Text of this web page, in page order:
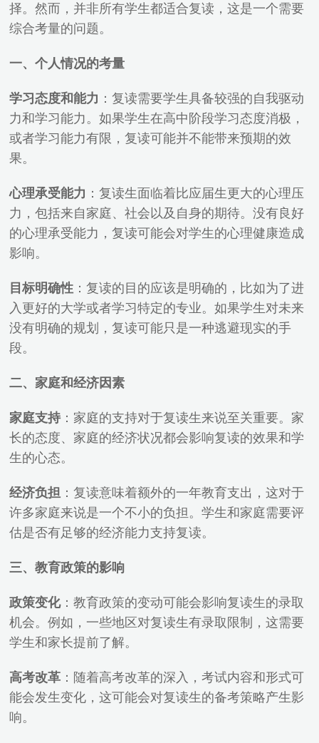
择。然而，并非所有学生都适合复读，这是一个需要
综合考量的问题。
一、个人情况的考量
学习态度和能力 ：复读需要学生具备较强的自我驱动
力和学习能力。如果学生在高中阶段学习态度消极，
或者学习能力有限，复读可能并不能带来预期的效
果。
心理承受能力 ：复读生面临着比应届生更大的心理压
力，包括来自家庭、社会以及自身的期待。没有良好
的心理承受能力，复读可能会对学生的心理健康造成
影响。
目标明确性 ：复读的目的应该是明确的，比如为了进
入更好的大学或者学习特定的专业。如果学生对未来
没有明确的规划，复读可能只是一种逃避现实的手
段。
二、家庭和经济因素
家庭支持：家庭的支持对于复读生来说至关重要。家
长的态度、家庭的经济状况都会影响复读的效果和学
生的心态。
经济负担 ：复读意味着额外的一年教育支出，这对于
许多家庭来说是一个不小的负担。学生和家庭需要评
估是否有足够的经济能力支持复读。
三、教育政策的影响
政策变化：教育政策的变动可能会影响复读生的录取
机会。例如，一些地区对复读生有录取限制，这需要
学生和家长提前了解。
高考改革 ：随着高考改革的深入，考试内容和形式可
能会发生变化，这可能会对复读生的备考策略产生影
响。